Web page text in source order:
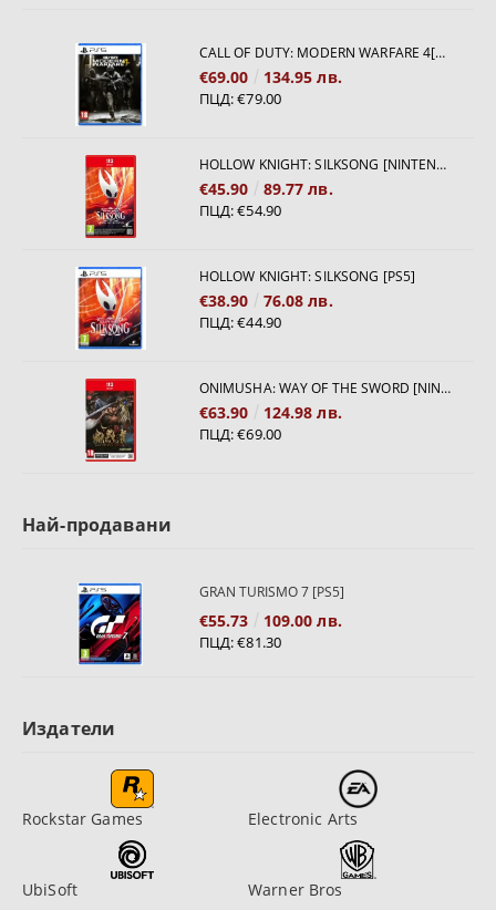
CALL OF DUTY: MODERN WARFARE 4[PS5]
€69.00 134.95 лв.
ПЦД:€79.00
HOLLOW KNIGHT: SILKSONG [NINTENDO SWITCH 2]
€45.90 89.77 лв.
ПЦД:€54.90
HOLLOW KNIGHT: SILKSONG [PS5]
€38.90 76.08 лв.
ПЦД:€44.90
ONIMUSHA: WAY OF THE SWORD [NINTENDO SWITCH 2]
€63.90 124.98 лв.
ПЦД:€69.00
Най-продавани
GRAN TURISMO 7 [PS5]
€55.73 109.00 лв.
ПЦД:€81.30
Издатели
Rockstar Games Electronic Arts
UbiSoft Warner Bros